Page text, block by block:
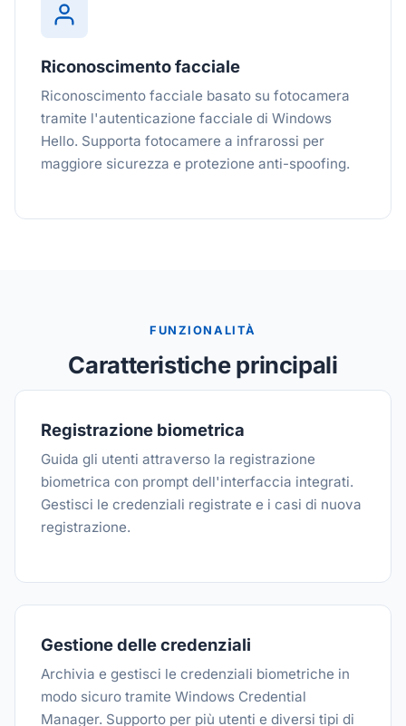
Riconoscimento facciale
Riconoscimento facciale basato su fotocamera
tramite l'autenticazione facciale di Windows
Hello. Supporta fotocamere a infrarossi per
maggiore sicurezza e protezione anti-spoofing.
FUNZIONALITÀ
Caratteristiche principali
Registrazione biometrica
Guida gli utenti attraverso la registrazione
biometrica con prompt dell'interfaccia integrati.
Gestisci le credenziali registrate e i casi di nuova
registrazione.
Gestione delle credenziali
Archivia e gestisci le credenziali biometriche in
modo sicuro tramite Windows Credential
Manager. Supporto per più utenti e diversi tipi di